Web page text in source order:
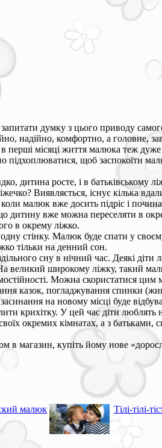
думку з цього приводу
надійно, комфортно, а головне,
в перші місяці життя малюка теж
підхоплюватися, щоб заспокоїти
дитина росте, і в батьківському
Виявляється, існує кілька
малюк вже досить підріс і
дитину вже можна переселяти в
в окрему ліжко.
стінку. Малюк буде спати у
тільки на денний сон.
сну в нічний час. Деякі
великий широкому ліжку, такий
Можна скористатися
казок, погладжування спинки
на новому місці буде
крихітку. У цей час діти
окремих кімнатах, а з
в магазин, купіть йому нове
малюк Тілі-тілі-